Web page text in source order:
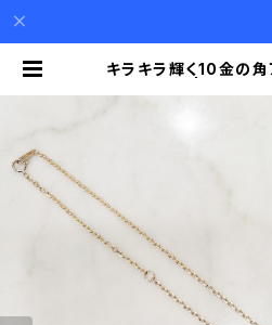
キラキラ輝く10金の